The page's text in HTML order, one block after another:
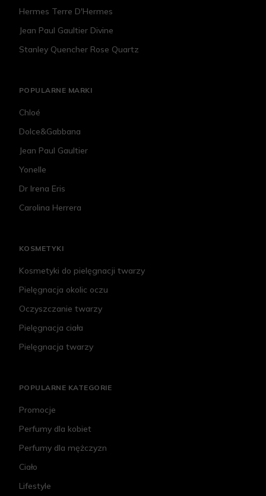
Hermes Terre D'Hermes
Jean Paul Gaultier Divine
Stanley Quencher Rose Quartz
POPULARNE MARKI
Chloé
Dolce&Gabbana
Jean Paul Gaultier
Yonelle
Dr Irena Eris
Carolina Herrera
KOSMETYKI
Kosmetyki do pielęgnacji twarzy
Pielęgnacja okolic oczu
Oczyszczanie twarzy
Pielęgnacja ciała
Pielęgnacja twarzy
POPULARNE KATEGORIE
Promocje
Perfumy dla kobiet
Perfumy dla mężczyzn
Ciało
Lifestyle